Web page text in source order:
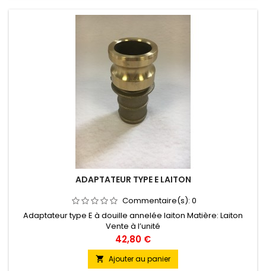
ADAPTATEUR TYPE E LAITON
Commentaire(s): 0
Adaptateur type E à douille annelée laiton Matière: Laiton
Vente à l’unité
Prix
42,80 €
 Ajouter au panier